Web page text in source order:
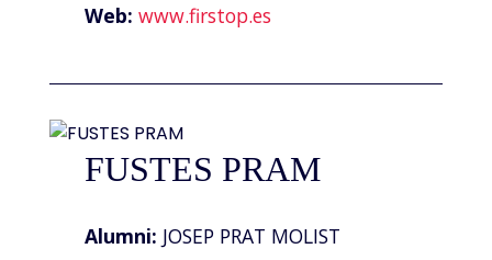
Web: www.firstop.es
FUSTES PRAM
Alumni: JOSEP PRAT MOLIST